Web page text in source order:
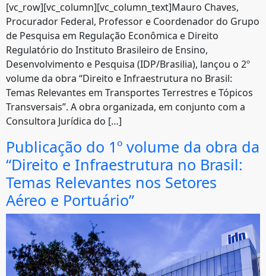
[vc_row][vc_column][vc_column_text]Mauro Chaves,
Procurador Federal, Professor e Coordenador do Grupo
de Pesquisa em Regulação Econômica e Direito
Regulatório do Instituto Brasileiro de Ensino,
Desenvolvimento e Pesquisa (IDP/Brasilia), lançou o 2º
volume da obra “Direito e Infraestrutura no Brasil:
Temas Relevantes em Transportes Terrestres e Tópicos
Transversais”. A obra organizada, em conjunto com a
Consultora Jurídica do […]
Publicação do 1º volume da obra da
“Direito e Infraestrutura no Brasil:
Temas Relevantes nos Setores
Aéreo e Portuário”